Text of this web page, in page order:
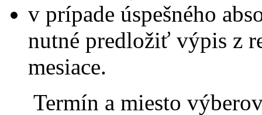
v prípade úspešného
nutné predložiť výpis z
mesiace.
Termín a miesto